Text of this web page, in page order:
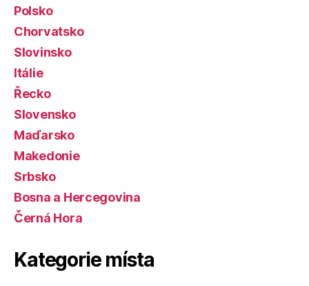
Polsko
Chorvatsko
Slovinsko
Itálie
Řecko
Slovensko
Maďarsko
Makedonie
Srbsko
Bosna a Hercegovina
Černá Hora
Kategorie místa